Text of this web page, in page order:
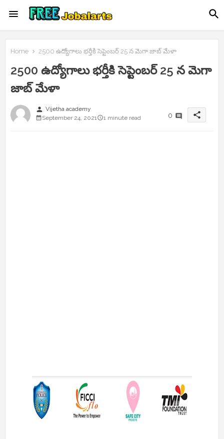
Home 2500 ఉద్యోగాలు భర్తీకి సెప్టెంబర్ 25 న మెగా జాబ్ మేళా
2500 ఉద్యోగాలు భర్తీకి సెప్టెంబర్ 25 న మెగా
జాబ్ మేళా
person Vijetha academy
September 24, 2021
1 minute read 0 share